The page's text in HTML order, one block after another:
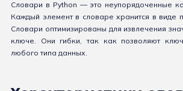
Словари в Python — это неупорядоченные
Каждый элемент в словаре хранится в виде
Словари оптимизированы для извлечения
ключе. Они гибки, так как позволяют
любого типа данных.